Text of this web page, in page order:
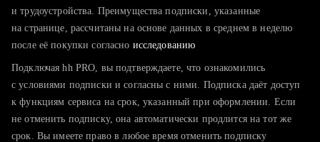
тратите много времени на поиск и вручную поднимаете
хотите сравнить себя с конкурентами и оценить шансы
и трудоустройства. Преимущества подписки, указанные
на странице, рассчитаны на основе данных в среднем в неделю
после её покупки согласно исследованию
Подключая hh PRO, вы подтверждаете, что ознакомились
с условиями подписки и согласны с ними. Подписка даёт доступ
к функциям сервиса на срок, указанный при оформлении. Если
не отменить подписку, она автоматически продлится на тот же
срок. Вы имеете право в любое время отменить подписку